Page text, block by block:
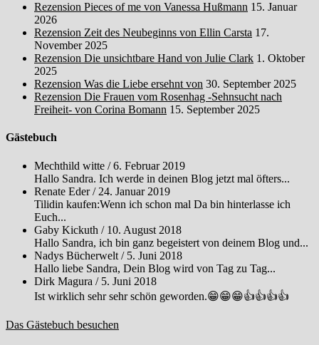
Rezension Pieces of me von Vanessa Hußmann 15. Januar
2026
Rezension Zeit des Neubeginns von Ellin Carsta 17.
November 2025
Rezension Die unsichtbare Hand von Julie Clark 1. Oktober
2025
Rezension Was die Liebe ersehnt von 30. September 2025
Rezension Die Frauen vom Rosenhag -Sehnsucht nach
Freiheit- von Corina Bomann 15. September 2025
Gästebuch
Mechthild witte /6. Februar 2019
Hallo Sandra. Ich werde in deinen Blog jetzt mal öfters...
Renate Eder/ 24. Januar 2019
Tilidin kaufen:Wenn ich schon mal Da bin hinterlasse ich
Euch...
Gaby Kickuth / 10. August 2018
Hallo Sandra, ich bin ganz begeistert von deinem Blog und...
Nadys Bücherwelt / 5. Juni 2018
Hallo liebe Sandra, Dein Blog wird von Tag zu Tag...
Dirk Magura / 5. Juni 2018
Ist wirklich sehr sehr schön geworden.😁😁😁👍👍👍👍
Das Gästebuch besuchen